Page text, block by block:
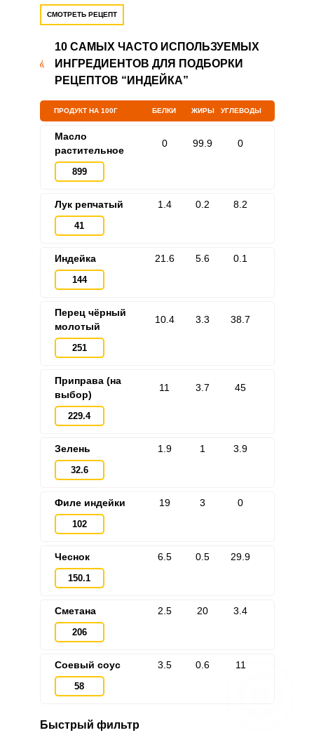
СМОТРЕТЬ РЕЦЕПТ
10 САМЫХ ЧАСТО ИСПОЛЬЗУЕМЫХ
ИНГРЕДИЕНТОВ ДЛЯ ПОДБОРКИ
РЕЦЕПТОВ “ИНДЕЙКА”
ПРОДУКТ НА 100Г БЕЛКИ ЖИРЫ УГЛЕВОДЫ
Масло
растительное
899
0 99.9 0
Лук репчатый
41
1.4 0.2 8.2
Индейка
144
21.6 5.6 0.1
Перец чёрный
молотый
251
10.4 3.3 38.7
Приправа (на
выбор)
229.4
11 3.7 45
Зелень
32.6
1.9 1 3.9
Филе индейки
102
19 3 0
Чеснок
150.1
6.5 0.5 29.9
Сметана
206
2.5 20 3.4
Соевый соус
58
3.5 0.6 11
Быстрый фильтр
Запомнить меня
ЕЩЕ НЕ ЗАРЕГИСТРИРОВАННЫ?
Забыли пароль?